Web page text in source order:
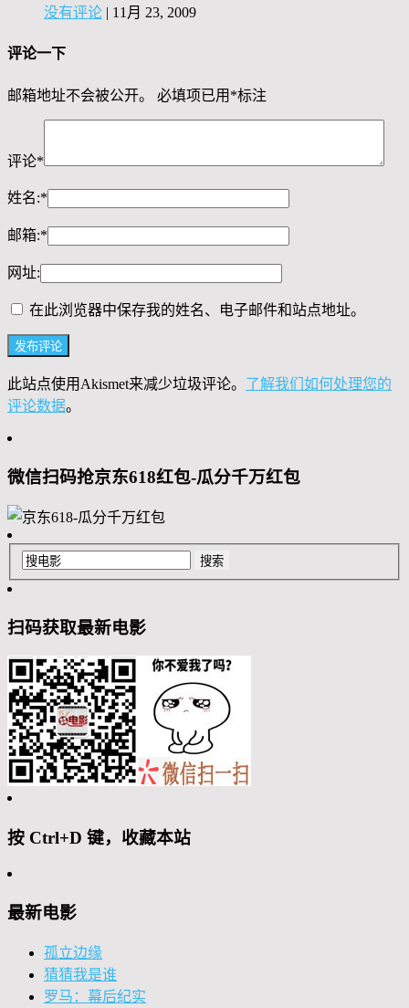
没有评论 | 11月 23, 2009
评论一下
邮箱地址不会被公开。 必填项已用 *标注
评论*
姓名:*
邮箱:*
网址:
在此浏览器中保存我的姓名、电子邮件和站点地址。
此站点使用Akismet来减少垃圾评论。 了解我们如何处理您的
评论数据。
微信扫码抢京东618红包-瓜分千万红包
扫码获取最新电影
按 Ctrl+D 键，收藏本站
最新电影
孤立边缘
猜猜我是谁
罗马：幕后纪实